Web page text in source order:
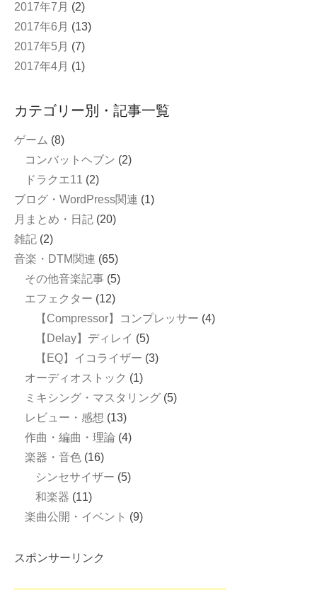
2017年7月 (2)
2017年6月 (13)
2017年5月 (7)
2017年4月 (1)
カテゴリー別・記事一覧
ゲーム (8)
コンバットヘブン (2)
ドラクエ11 (2)
ブログ・WordPress関連 (1)
月まとめ・日記 (20)
雑記 (2)
音楽・DTM関連 (65)
その他音楽記事 (5)
エフェクター (12)
【Compressor】コンプレッサー (4)
【Delay】ディレイ (5)
【EQ】イコライザー (3)
オーディオストック (1)
ミキシング・マスタリング (5)
レビュー・感想 (13)
作曲・編曲・理論 (4)
楽器・音色 (16)
シンセサイザー (5)
和楽器 (11)
楽曲公開・イベント (9)
スポンサーリンク